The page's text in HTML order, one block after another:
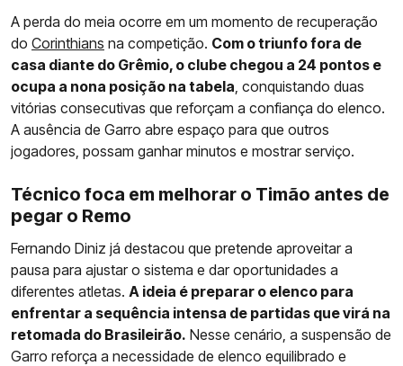
A perda do meia ocorre em um momento de recuperação
do Corinthians na competição. Com o triunfo fora de
casa diante do Grêmio, o clube chegou a 24 pontos e
ocupa a nona posição na tabela , conquistando duas
vitórias consecutivas que reforçam a confiança do elenco.
A ausência de Garro abre espaço para que outros
jogadores, possam ganhar minutos e mostrar serviço.
Técnico foca em melhorar o Timão antes de
pegar o Remo
Fernando Diniz já destacou que pretende aproveitar a
pausa para ajustar o sistema e dar oportunidades a
diferentes atletas. A ideia é preparar o elenco para
enfrentar a sequência intensa de partidas que virá na
retomada do Brasileirão. Nesse cenário, a suspensão de
Garro reforça a necessidade de elenco equilibrado e